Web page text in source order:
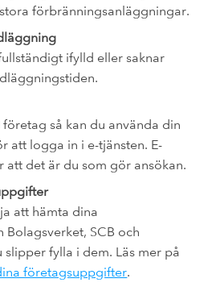
förbränningsanläggningar.
ifylld eller saknar
så kan du använda din
att logga in i e-tjänsten. E-
att det är du som gör ansökan.
att hämta dina
SCB och
slipper fylla i dem. Läs mer på
företagsuppgifter.